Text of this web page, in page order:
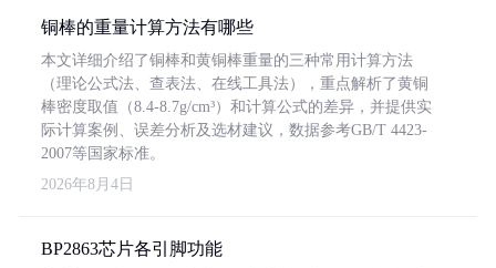
铜棒的重量计算方法有哪些
本文详细介绍了铜棒和黄铜棒重量的三种常用计算方法
（理论公式法、查表法、在线工具法），重点解析了黄铜
棒密度取值（8.4-8.7g/cm³）和计算公式的差异，并提供实
际计算案例、误差分析及选材建议，数据参考GB/T 4423-
2007等国家标准。
2026年8月4日
BP2863芯片各引脚功能